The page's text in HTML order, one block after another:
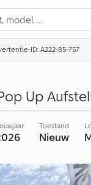
ID: A222-85-757
Up
Toestand
Nieuw